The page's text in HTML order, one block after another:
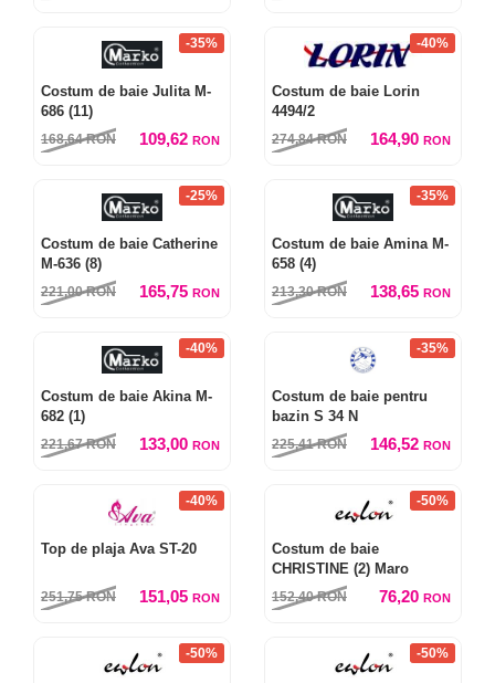
-35%
Costum de baie Julita M-
686 (11)
168,64RON 109,62 RON
-40%
Costum de baie Lorin
4494/2
274,84RON 164,90 RON
-25%
Costum de baie Catherine
M-636 (8)
221,00RON 165,75 RON
-35%
Costum de baie Amina M-
658 (4)
213,30RON 138,65 RON
-40%
Costum de baie Akina M-
682 (1)
221,67RON 133,00 RON
-35%
Costum de baie pentru
bazin S 34 N
225,41RON 146,52 RON
-40%
Top de plaja Ava ST-20
251,75RON 151,05 RON
-50%
Costum de baie
CHRISTINE (2) Maro
152,40RON 76,20 RON
-50% -50%